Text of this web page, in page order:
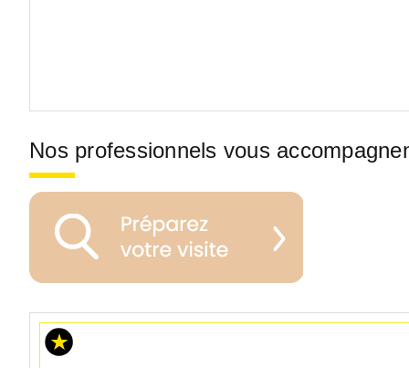
Nos professionnels vous